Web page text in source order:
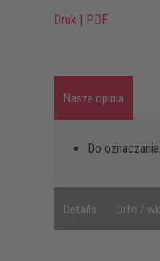
Druk PDF
Nasza opinia
Do
Details Orto /